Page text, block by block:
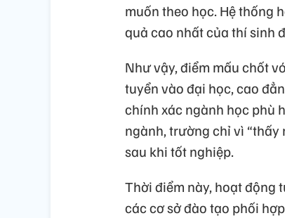
muốn theo học. Hệ thống
quả cao nhất của thí sinh
Như vậy, điểm mấu chốt
tuyển vào đại học, cao
chính xác ngành học phù
ngành, trường chỉ vì “thấy
sau khi tốt nghiệp.
Thời điểm này, hoạt động
các cơ sở đào tạo phối